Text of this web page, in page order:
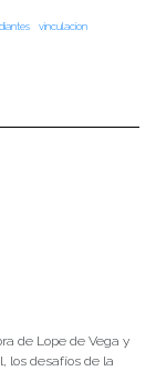
vinculacion
de Lope de Vega y
los desafíos de la